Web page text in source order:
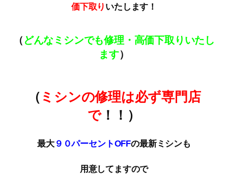
価下取り いたします！
（ どんなミシンでも修理・高価下取りいたし
ます）
（ ミシンの修理は必ず専門店
で！！）
最大９０パーセントOFFの最新ミシンも
用意してますので